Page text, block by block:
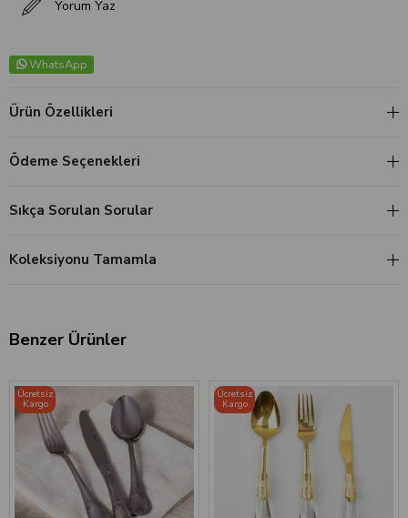
Yorum Yaz
WhatsApp
Ürün Özellikleri
Ödeme Seçenekleri
Sıkça Sorulan Sorular
Koleksiyonu Tamamla
Benzer Ürünler
Ücretsiz
Kargo
Ücretsiz
Kargo